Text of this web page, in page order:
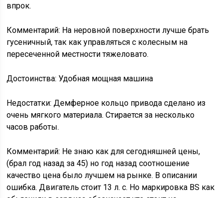
впрок.
Комментарий: На неровной поверхности лучше брать
гусеничный, так как управляться с колесным на
пересеченной местности тяжеловато.
Достоинства: Удобная мощная машина
Недостатки: Демферное кольцо привода сделано из
очень мягкого материала. Стирается за несколько
часов работы.
Комментарий: Не знаю как для сегодняшней цены,
(брал год назад за 45) но год назад соотношение
качество цена было лучшем на рынке. В описании
ошибка. Двигатель стоит 13 л. с. Но маркировка BS как